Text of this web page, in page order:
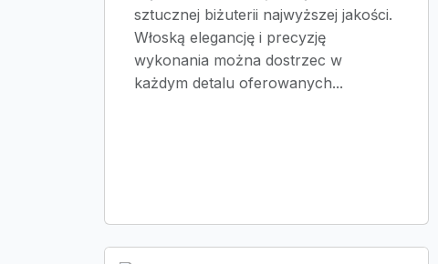
sztucznej biżuterii najwyższej jakości.
Włoską elegancję i precyzję
wykonania można dostrzec w
każdym detalu oferowanych...